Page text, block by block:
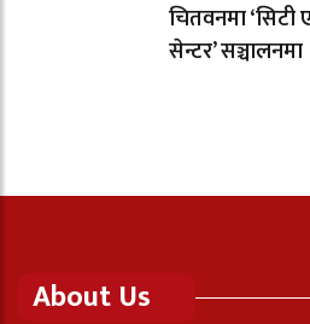
चितवनमा ‘सिटी
सेन्टर’ सञ्चालनमा
About Us